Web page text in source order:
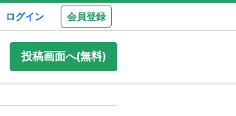
ログイン 会員登録
投稿画面へ(無料)